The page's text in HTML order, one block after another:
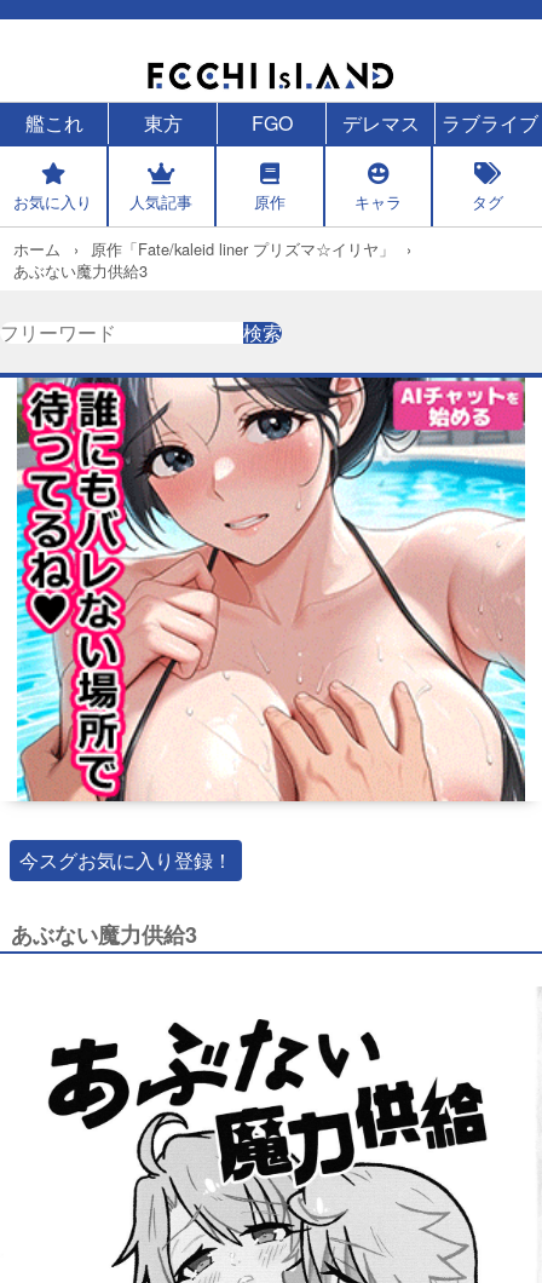
艦これ 東方 FGO デレマス ラブライブ
お気に入り 人気記事 原作 キャラ タグ
ホーム
原作「Fate/kaleid liner プリズマ☆イリヤ」
あぶない魔力供給3
検
索
検索
今スグお気に入り登録！
あぶない魔力供給3